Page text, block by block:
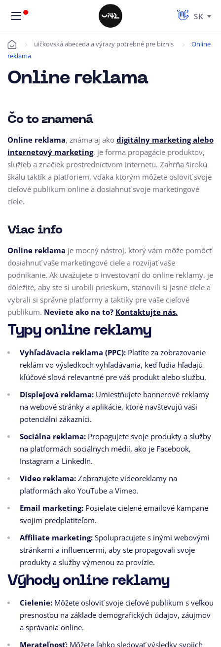
SK
Úvod uičkovská abeceda a výrazy potrebné pre biznis
Online
reklama
Online reklama
Čo to znamená
Online reklama, známa aj ako digitálny marketing alebo
internetový marketing, je forma propagácie produktov,
služieb a značiek prostredníctvom internetu. Zahŕňa širokú
škálu taktík a platforiem, vďaka ktorým môžete osloviť svoje
cieľové publikum online a dosiahnuť svoje marketingové
ciele.
Viac info
Online reklama je mocný nástroj, ktorý vám môže pomôcť
dosiahnuť vaše marketingové ciele a rozvíjať vaše
podnikanie. Ak uvažujete o investovaní do online reklamy, je
dôležité, aby ste si urobili prieskum, stanovili si jasné ciele a
vybrali si správne platformy a taktiky pre vaše cieľové
publikum. Neviete ako na to? Kontaktujte nás.
Typy online reklamy
Vyhľadávacia reklama (PPC): Platíte za zobrazovanie
reklám vo výsledkoch vyhľadávania, keď ľudia hľadajú
kľúčové slová relevantné pre váš produkt alebo službu.
Displejová reklama: Umiestňujete bannerové reklamy
na webové stránky a aplikácie, ktoré navštevujú vaši
potenciálni zákazníci.
Sociálna reklama: Propagujete svoje produkty a služby
na platformách sociálnych médií, ako je Facebook,
Instagram a LinkedIn.
Video reklama: Zobrazujete videoreklamy na
platformách ako YouTube a Vimeo.
Email marketing: Posielate cielené emailové kampane
svojim predplatiteľom.
Affiliate marketing: Spolupracujete s inými webovými
stránkami a influencermi, aby ste propagovali svoje
produkty a služby výmenou za provízie.
Výhody online reklamy
Cielenie: Môžete osloviť svoje cieľové publikum s veľkou
presnosťou na základe demografických údajov, záujmov
a správania online.
Merateľnosť: Môžete ľahko sledovať výsledky svojich